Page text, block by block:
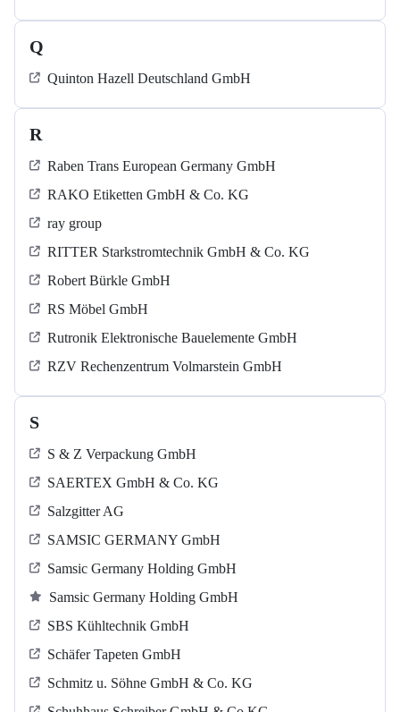
Q
Quinton Hazell Deutschland GmbH
R
Raben Trans European Germany GmbH
RAKO Etiketten GmbH & Co. KG
ray group
RITTER Starkstromtechnik GmbH & Co. KG
Robert Bürkle GmbH
RS Möbel GmbH
Rutronik Elektronische Bauelemente GmbH
RZV Rechenzentrum Volmarstein GmbH
S
S & Z Verpackung GmbH
SAERTEX GmbH & Co. KG
Salzgitter AG
SAMSIC GERMANY GmbH
Samsic Germany Holding GmbH
Samsic Germany Holding GmbH
SBS Kühltechnik GmbH
Schäfer Tapeten GmbH
Schmitz u. Söhne GmbH & Co. KG